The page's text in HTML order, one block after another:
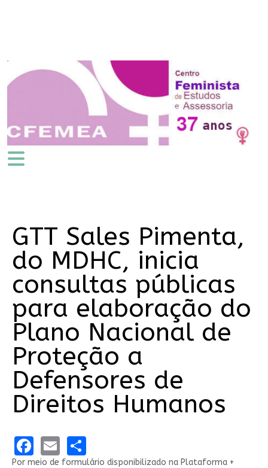
GTT Sales Pimenta,
do MDHC, inicia
consultas públicas
para elaboração do
Plano Nacional de
Proteção a
Defensores de
Direitos Humanos
Facebook
EmailShare
Por meio de formulário disponibilizado na Plataforma +